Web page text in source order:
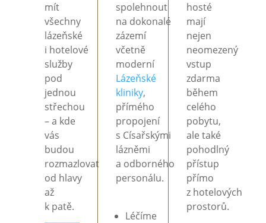
mít
všechny
lázeňské
i hotelové
služby
pod
jednou
střechou
– a kde
vás
budou
rozmazlovat
od hlavy
až
k patě.
spolehnout
na dokonalé
zázemí
včetně
moderní
Lázeňské
kliniky,
přímého
propojení
s Císařskými
lázněmi
a odborného
personálu.
Léčíme
hosté
mají
nejen
neomezený
vstup
zdarma
během
celého
pobytu,
ale také
pohodlný
přístup
přímo
z hotelových
prostorů.